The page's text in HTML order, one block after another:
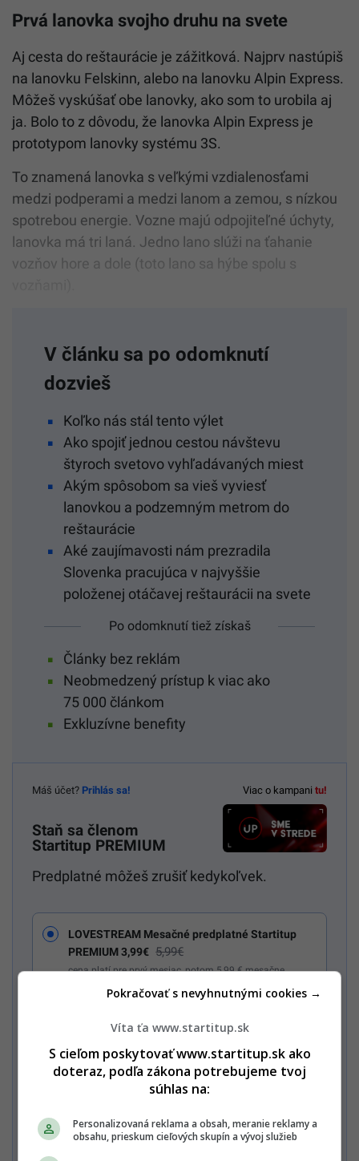
Prvá lanovka svojho druhu na svete
Aj cesta do reštaurácie je zážitková. Najprv nastúpiš
na lanovku Felskinn, alebo na lanovku Alpin Express.
Môžeš vyskúšať obe lanovky, ako som to urobila aj
ja. Bolo to z dôvodu, že lanovka Alpin Express je
prototypom lanovky systému 3S.
To znamená lanovka s veľkými vzdialenosťami
medzi podperami a medzi lanom a zemou, s nízkou
spotrebou energie. Vozne majú odpojiteľné úchyty,
lanovka má tri laná. Jedno lano slúži na ťahanie
vozňov hore a dole (toto lano sa hýbe spolu s
V článku sa po odomknutí
dozvieš
Koľko nás stál tento výlet
Ako spojiť jednou cestou návštevu
štyroch svetovo vyhľadávaných miest
Akým spôsobom sa vieš vyviesť
lanovkou a podzemným metrom do
reštaurácie
Aké zaujímavosti nám prezradila
Slovenka pracujúca v najvyššie
položenej otáčavej reštaurácii na svete
Po odomknutí tiež získaš
Články bez reklám
Neobmedzený prístup k viac ako
75 000 článkom
Exkluzívne benefity
Viac o kampani tu!
Máš účet? Prihlás sa!
Staň sa členom
Startitup PREMIUM
Predplatné môžeš zrušiť kedykoľvek.
LOVESTREAM Mesačné predplatné Startitup
PREMIUM 3,99€ 5,99€
cena platí pre prvý mesiac, potom 5,99 € mesačne
Všetky mesačné predplatné
Ročné predplatné Multiweb PREMIUM 65€
Víta ťa www.startitup.sk
S cieľom poskytovať www.startitup.sk ako
doteraz, podľa zákona potrebujeme tvoj
súhlas na:
Personalizovaná reklama a obsah, meranie reklamy a
obsahu, prieskum cieľových skupín a vývoj služieb
Pokračovať s nevyhnutnými cookies →